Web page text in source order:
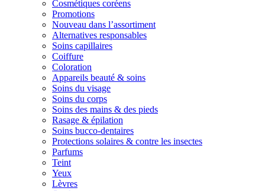
Cosmétiques coréens
Promotions
Nouveau dans l’assortiment
Alternatives responsables
Soins capillaires
Coiffure
Coloration
Appareils beauté & soins
Soins du visage
Soins du corps
Soins des mains & des pieds
Rasage & épilation
Soins bucco-dentaires
Protections solaires & contre les insectes
Parfums
Teint
Yeux
Lèvres